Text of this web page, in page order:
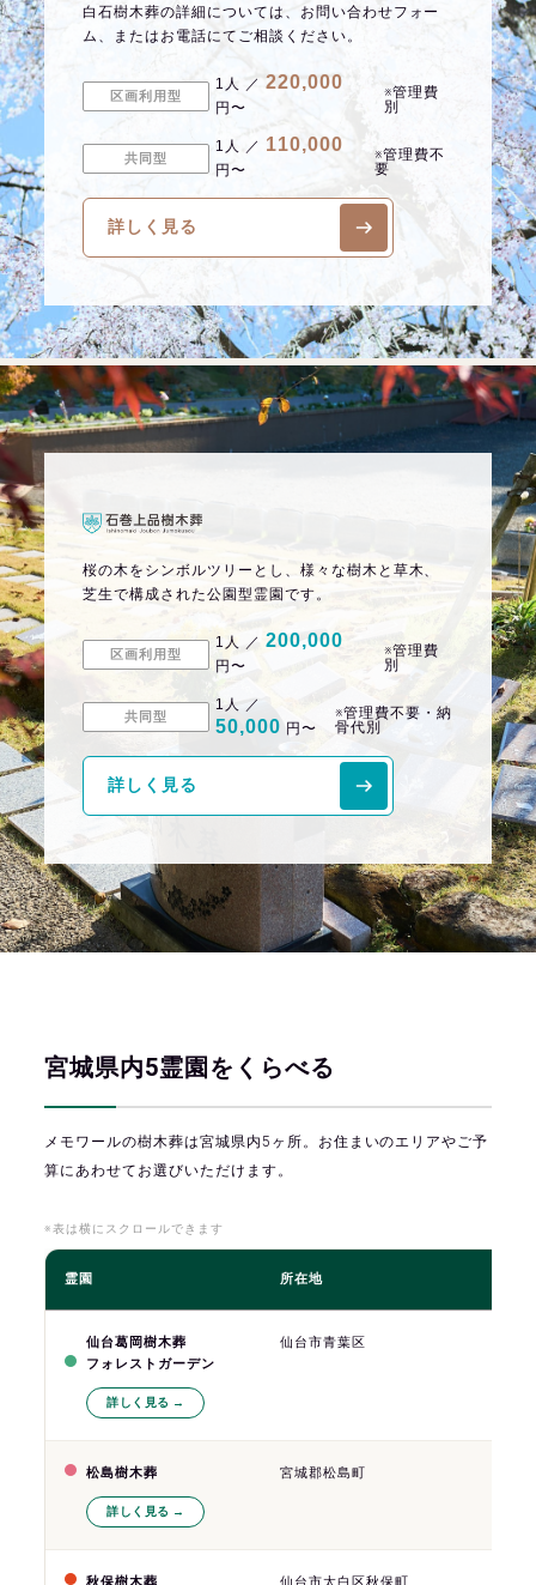
白石樹木葬の詳細については、お問い合わせフォー
ム、またはお電話にてご相談ください。
区画利用型
1人 ／220,000
円〜
※管理費
別
共同型
1人 ／ 110,000
円〜
※管理費不
要
詳しく見る
桜の木をシンボルツリーとし、様々な樹木と草木、
芝生で構成された公園型霊園です。
区画利用型
1人 ／200,000
円〜
※管理費
別
共同型
1人 ／
50,000 円〜
※管理費不要・納
骨代別
詳しく見る
宮城県内5霊園をくらべる
メモワールの樹木葬は宮城県内5ヶ所。お住まいのエリアやご予
算にあわせてお選びいただけます。
※表は横にスクロールできます
霊園 所在地
仙台葛岡樹木葬
フォレストガーデン
詳しく見る
仙台市青葉区
松島樹木葬
詳しく見る
宮城郡松島町
秋保樹木葬 仙台市太白区秋保町